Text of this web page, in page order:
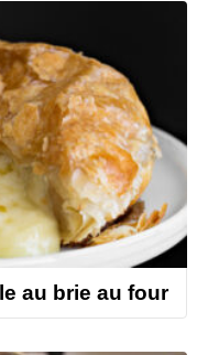
au brie au four